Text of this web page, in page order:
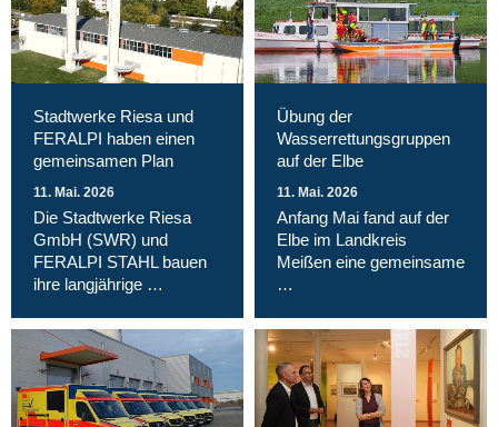
Stadtwerke Riesa und
FERALPI haben einen
gemeinsamen Plan
11. Mai. 2026
Die Stadtwerke Riesa
GmbH (SWR) und
FERALPI STAHL bauen
ihre langjährige …
Übung der
Wasserrettungsgruppen
auf der Elbe
11. Mai. 2026
Anfang Mai fand auf der
Elbe im Landkreis
Meißen eine gemeinsame
…